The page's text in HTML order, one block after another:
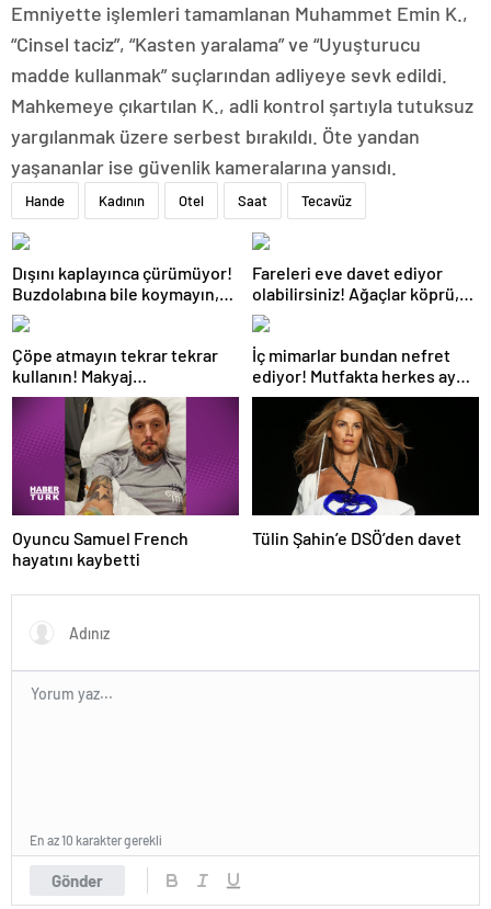
Emniyette işlemleri tamamlanan Muhammet Emin K.,
“Cinsel taciz”, “Kasten yaralama” ve “Uyuşturucu
madde kullanmak” suçlarından adliyeye sevk edildi.
Mahkemeye çıkartılan K., adli kontrol şartıyla tutuksuz
yargılanmak üzere serbest bırakıldı. Öte yandan
yaşananlar ise güvenlik kameralarına yansıdı.
Hande Kadının Otel Saat Tecavüz
Dışını kaplayınca çürümüyor!
Buzdolabına bile koymayın,
ömrü 3 hafta uzuyor
Fareleri eve davet ediyor
olabilirsiniz! Ağaçlar köprü,
bitkiler yuva: Köpükle
doldurun
Çöpe atmayın tekrar tekrar
kullanın! Makyaj
malzemelerini bile koruyor
İç mimarlar bundan nefret
ediyor! Mutfakta herkes aynı
hatayı yapıyor
Oyuncu Samuel French
hayatını kaybetti
Tülin Şahin’e DSÖ’den davet
Gönder
En az 10 karakter gerekli